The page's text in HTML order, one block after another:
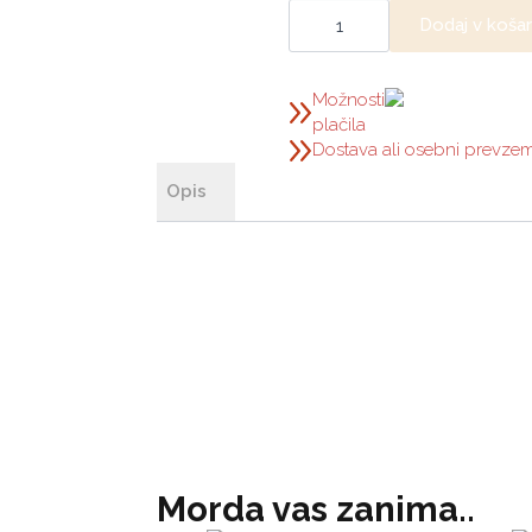
VEČNAMENSKA
KOŠARA
FILCA
ČRNA
količina
Dodaj v
Možnosti
plačila
Dostava ali osebni
Opis
Morda vas zanima..